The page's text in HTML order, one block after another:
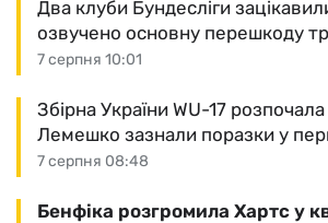
7 серпня 10:01
Два клуби Бундесліги
озвучено основну перешкоду
7 серпня 08:48
Збірна України WU-17 розпочала
Лемешко зазнали поразки у
Бенфіка розгромила Хартс у